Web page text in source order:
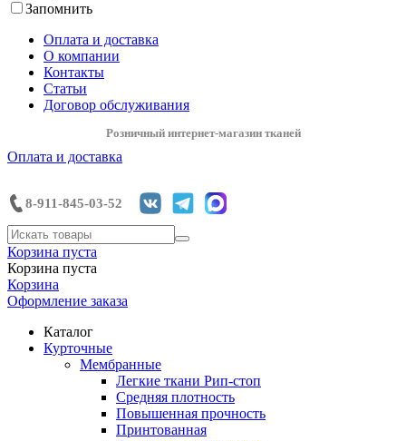
Запомнить
Оплата и доставка
О компании
Контакты
Статьи
Договор обслуживания
Розничный интернет-магазин тканей
Оплата и доставка
8-911-845-03-52
Корзина пуста
Корзина пуста
Корзина
Оформление заказа
Каталог
Курточные
Мембранные
Легкие ткани Рип-стоп
Средняя плотность
Повышенная прочность
Принтованная